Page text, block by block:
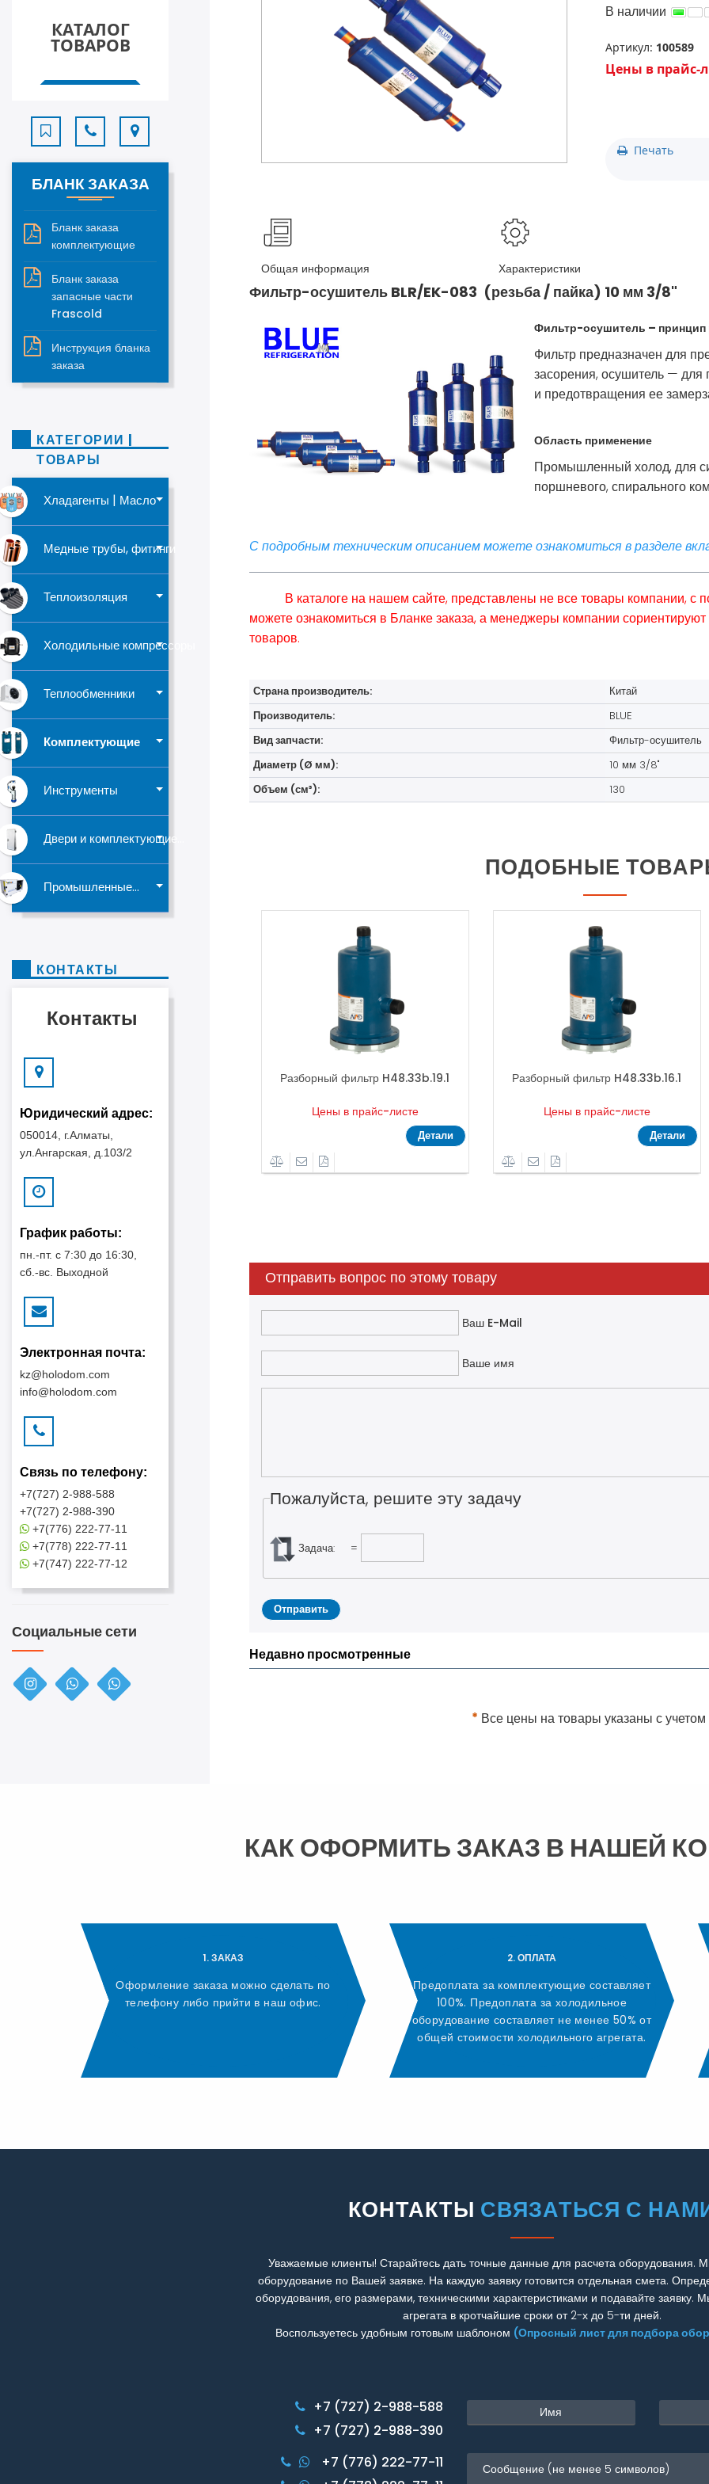
+7(727) 2-988-390
+7(776) 222-77-11
+7(778) 222-77-11
+7(747) 222-77-12
КАТАЛОГ
ТОВАРОВ
БЛАНК ЗАКАЗА
Бланк заказа
комплектующие
Бланк заказа
запасные части
Frascold
Инструкция бланка
заказа
КАТЕГОРИИ |
ТОВАРЫ
Хладагенты | Масло
Медные трубы, фитинги
Теплоизоляция
Холодильные компрессоры
Теплообменники
Комплектующие
Инструменты
Двери и комплектующие...
Промышленные...
КОНТАКТЫ
Контакты
Юридический адрес:
050014, г.Алматы,
ул.Ангарская, д.103/2
График работы:
пн.-пт. с 7:30 до 16:30,
сб.-вс. Выходной
Электронная почта:
kz@holodom.com
info@holodom.com
Связь по телефону:
+7(727) 2-988-588
+7(727) 2-988-390
+7(776) 222-77-11
+7(778) 222-77-11
+7(747) 222-77-12
Социальные сети
В наличии
Артикул: 100589
Цены в прайс-
Печать
Общая информация Характеристики
Фильтр-осушитель BLR/EK-083 (резьба / пайка) 10 мм 3/8"
Фильтр-осушитель – принцип
Фильтр предназначен для
засорения, осушитель — для
и предотвращения ее
Область применение
Промышленный холод, для
поршневого, спирального
С подробным техническим описанием можете ознакомиться в разделе
В каталоге на нашем сайте, представлены не все товары компании,
можете ознакомиться в Бланке заказа, а менеджеры компании
товаров.
Страна производитель:
Китай
Производитель:
BLUE
Вид запчасти:
Фильтр-осушитель
Диаметр (Ø мм):
10 мм 3/8"
Объем (см³):
130
ПОДОБНЫЕ
Фильтр-осушитель 6.5-2.5мм 15гр
Цены в прайс-листе
Разборный фильтр H48.33b.19.1
Цены в прайс-листе
Детали
Разборный фильтр H48.33b.16.1
Цены в прайс-листе
Детали
Отправить вопрос по этому товару
Ваш E-Mail
Ваше имя
Пожалуйста, решите эту задачу
Задача: =
Недавно просмотренные
* Все цены на товары указаны с
КАК ОФОРМИТЬ ЗАКАЗ В НАШЕЙ
1. ЗАКАЗ
Оформление заказа можно сделать по
телефону либо прийти в наш офис.
2. ОПЛАТА
Предоплата за комплектующие составляет
100%. Предоплата за холодильное
оборудование составляет не менее 50% от
общей стоимости холодильного агрегата.
КОНТАКТЫ СВЯЗАТЬСЯ С
Уважаемые клиенты! Старайтесь дать точные данные для расчета оборудования.
оборудование по Вашей заявке. На каждую заявку готовится отдельная смета.
оборудования, его размерами, техническими характеристиками и подавайте заявку.
агрегата в кротчайшие сроки от 2-х до 5-ти дней.
Воспользуетесь удобным готовым шаблоном (Опросный лист для подбора
+7 (727) 2-988-588
+7 (727) 2-988-390
+7 (776) 222-77-11